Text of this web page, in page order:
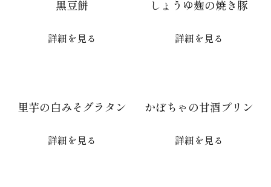
黒豆餅
詳細を見る
しょうゆ麹の焼き豚
詳細を見る
里芋の白みそグラタン
詳細を見る
かぼちゃの甘酒プリン
詳細を見る